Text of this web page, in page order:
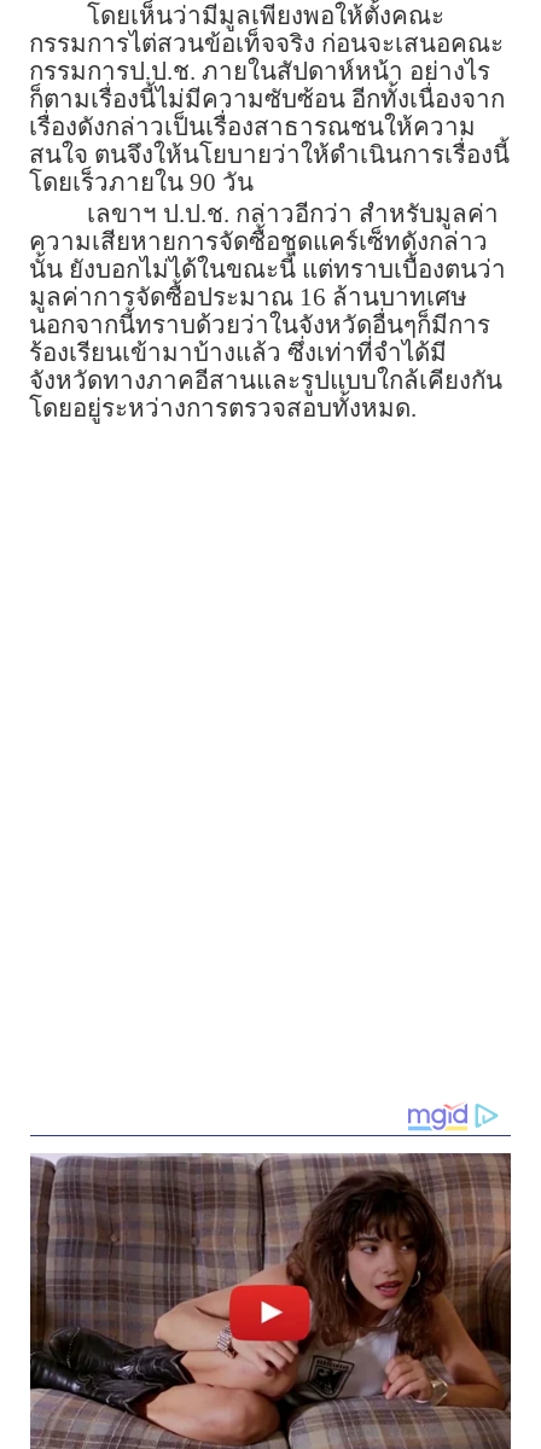
โดยเห็นว่ามีมูลเพียงพอให้ตั้งคณะ
กรรมการไต่สวนข้อเท็จจริง ก่อนจะเสนอคณะ
กรรมการป.ป.ช. ภายในสัปดาห์หน้า อย่างไร
ก็ตามเรื่องนี้ไม่มีความซับซ้อน อีกทั้งเนื่องจาก
เรื่องดังกล่าวเป็นเรื่องสาธารณชนให้ความ
สนใจ ตนจึงให้นโยบายว่าให้ดำเนินการเรื่องนี้
โดยเร็วภายใน 90 วัน
เลขาฯ ป.ป.ช. กล่าวอีกว่า สำหรับมูลค่า
ความเสียหายการจัดซื้อชุดแคร์เซ็ทดังกล่าว
นั้น ยังบอกไม่ได้ในขณะนี้ แต่ทราบเบื้องตนว่า
มูลค่าการจัดซื้อประมาณ 16 ล้านบาทเศษ
นอกจากนี้ทราบด้วยว่าในจังหวัดอื่นๆก็มีการ
ร้องเรียนเข้ามาบ้างแล้ว ซึ่งเท่าที่จำได้มี
จังหวัดทางภาคอีสานและรูปแบบใกล้เคียงกัน
โดยอยู่ระหว่างการตรวจสอบทั้งหมด.